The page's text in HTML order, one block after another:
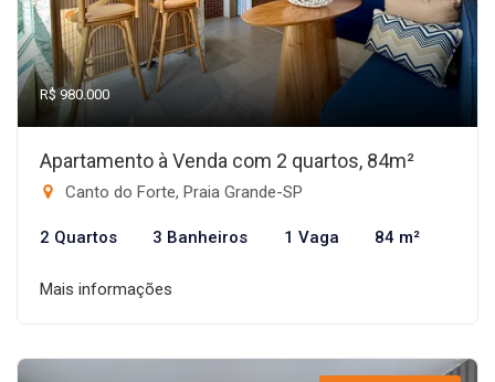
R$ 980.000
Apartamento à Venda com 2 quartos, 84m²
Canto do Forte, Praia Grande-SP
2 Quartos 3 Banheiros 1 Vaga 84 m²
Mais informações